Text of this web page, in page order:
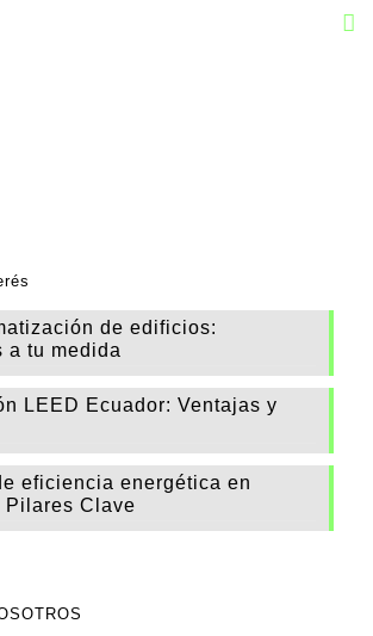
una Casa
Ecuador
de edificios:
a tu medida
LEED Ecuador: Ventajas y
eficiencia energética en
Pilares Clave